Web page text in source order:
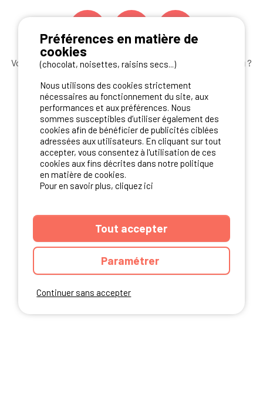
Vous souhaitez bénéficier desmeilleures offres camping ?
S'ABONNER
NOS PARTENAIRES
Continuer sans accepter
Préférences en matière de
cookies
(chocolat, noisettes, raisins secs...)
Nous utilisons des cookies strictement
nécessaires au fonctionnement du site, aux
performances et aux préférences. Nous
sommes susceptibles d’utiliser également des
cookies afin de bénéficier de publicités ciblées
adressées aux utilisateurs. En cliquant sur tout
accepter, vous consentez à l'utilisation de ces
cookies aux fins décrites dans notre politique
en matière de cookies.
Pour en savoir plus, cliquez ici
Tout accepter
Paramétrer